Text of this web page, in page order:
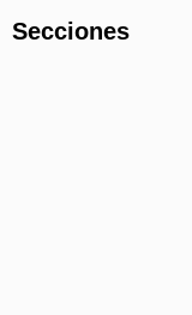
Secciones